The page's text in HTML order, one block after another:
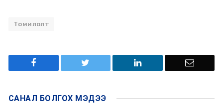
Томилолт
САНАЛ БОЛГОХ МЭДЭЭ